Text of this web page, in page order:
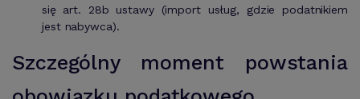
się art. 28b ustawy (import usług, gdzie podatnikiem
jest nabywca).
Szczególny moment powstania